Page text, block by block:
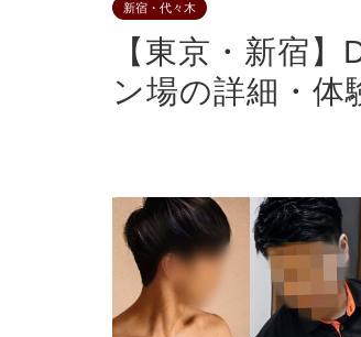
新宿・代々木
【東京・新宿
ン場の詳細・体